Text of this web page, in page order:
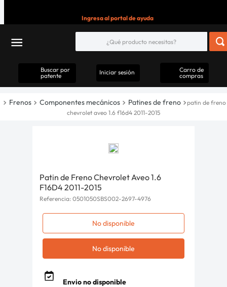
Ingresa al portal de ayuda
Buscar por
patente
Iniciar sesión
Carro de
compras
Frenos Componentes mecánicos Patines de freno
patin de freno
chevrolet aveo 1.6 f16d4 2011-2015
Patin de Freno Chevrolet Aveo 1.6
F16D4 2011-2015
Referencia: 0501050SBS002-2697-4976
No disponible
No disponible
Envio no disponible